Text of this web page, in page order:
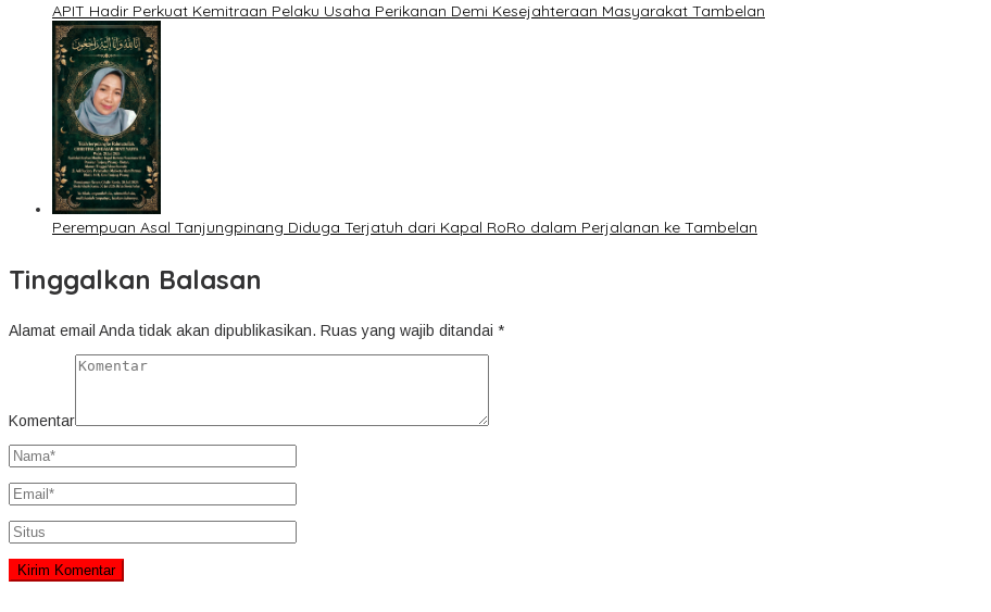
APIT Hadir Perkuat Kemitraan Pelaku Usaha Perikanan Demi Kesejahteraan Masyarakat Tambelan
Perempuan Asal Tanjungpinang Diduga Terjatuh dari Kapal RoRo dalam Perjalanan ke Tambelan
Tinggalkan Balasan
Alamat email Anda tidak akan dipublikasikan. Ruas yang wajib ditandai *
Komentar